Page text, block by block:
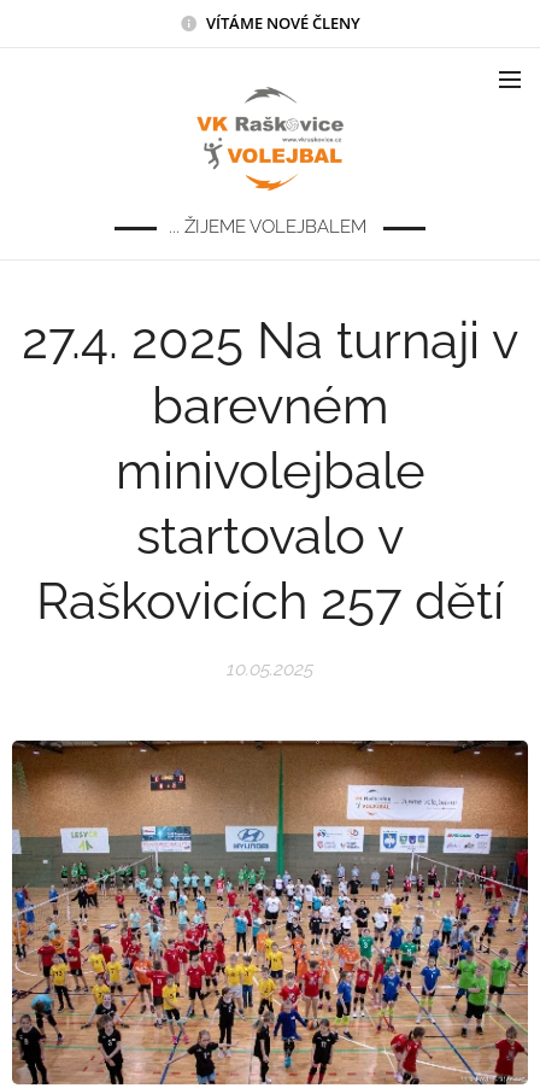
VÍTÁME NOVÉ ČLENY
... ŽIJEME VOLEJBALEM
27.4. 2025 Na turnaji v
barevném
minivolejbale
startovalo v
Raškovicích 257 dětí
10.05.2025